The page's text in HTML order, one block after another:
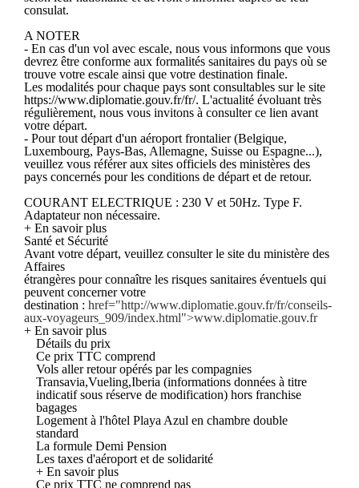
consulat.
A NOTER
- En cas d'un vol avec escale, nous vous informons que vous
devrez être conforme aux formalités sanitaires du pays où se
trouve votre escale ainsi que votre destination finale.
Les modalités pour chaque pays sont consultables sur le site
https://www.diplomatie.gouv.fr/fr/. L'actualité évoluant très
régulièrement, nous vous invitons à consulter ce lien avant
votre départ.
- Pour tout départ d'un aéroport frontalier (Belgique,
Luxembourg, Pays-Bas, Allemagne, Suisse ou Espagne...),
veuillez vous référer aux sites officiels des ministères des
pays concernés pour les conditions de départ et de retour.
COURANT ELECTRIQUE : 230 V et 50Hz. Type F.
Adaptateur non nécessaire.
+ En savoir plus
Santé et Sécurité
Avant votre départ, veuillez consulter le site du ministère des
Affaires
étrangères pour connaître les risques sanitaires éventuels qui
peuvent concerner votre
destination : href="http://www.diplomatie.gouv.fr/fr/conseils-
aux-voyageurs_909/index.html">www.diplomatie.gouv.fr
+ En savoir plus
Détails du prix
Ce prix TTC comprend
Vols aller retour opérés par les compagnies
Transavia,Vueling,Iberia (informations données à titre
indicatif sous réserve de modification) hors franchise
bagages
Logement à l'hôtel Playa Azul en chambre double
standard
La formule Demi Pension
Les taxes d'aéroport et de solidarité
+ En savoir plus
Ce prix TTC ne comprend pas